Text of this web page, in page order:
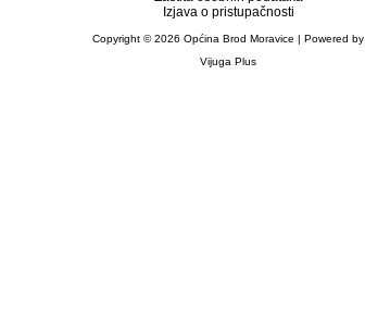
Izjava o pristupačnosti
Copyright © 2026 Općina Brod Moravice | Powered by
Vijuga Plus